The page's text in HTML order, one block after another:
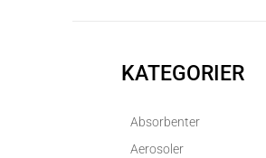
KATEGORIER
Absorbenter
Aerosoler